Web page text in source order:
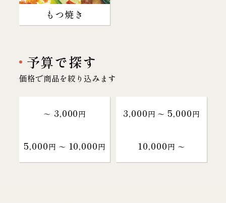
もつ焼き
予算で探す
価格で商品を絞り込みます
～ 3,000円 3,000円 〜 5,000円
5,000円 〜 10,000円 10,000円 〜